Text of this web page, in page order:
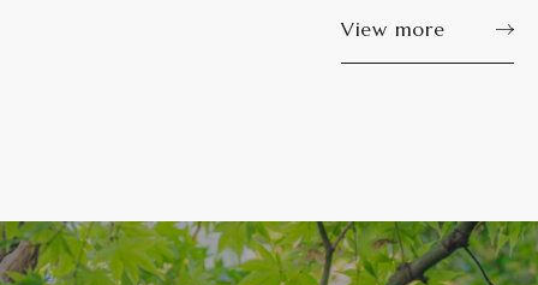
View more